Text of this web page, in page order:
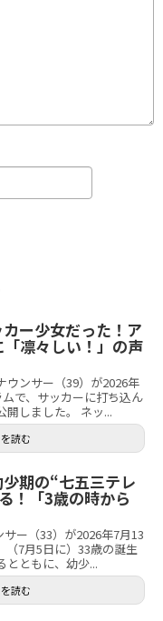
ー少女だった！ア
凛々しい！」の声
ウンサー（39）が2026年
で、サッカーに打ち込ん
開しました。 ネッ...
読む
期の“七五三テレ
！「3歳の時から
ー（33）が2026年7月13
（7月5日に）33歳の誕生
とともに、幼少...
読む